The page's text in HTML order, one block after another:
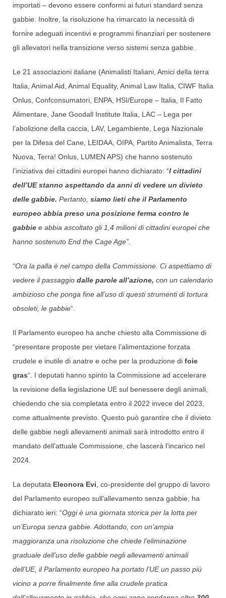
importati – devono essere conformi ai futuri standard senza
gabbie. Inoltre, la risoluzione ha rimarcato la necessità di
fornire adeguati incentivi e programmi finanziari per sostenere
gli allevatori nella transizione verso sistemi senza gabbie.
Le 21 associazioni italiane (Animalisti Italiani, Amici della terra
Italia, Animal Aid, Animal Equality, Animal Law Italia, CIWF Italia
Onlus, Confconsumatori, ENPA, HSI/Europe – Italia, Il Fatto
Alimentare, Jane Goodall Institute Italia, LAC – Lega per
l’abolizione della caccia, LAV, Legambiente, Lega Nazionale
per la Difesa del Cane, LEIDAA, OIPA, Partito Animalista, Terra
Nuova, Terra! Onlus, LUMEN APS) che hanno sostenuto
l’iniziativa dei cittadini europei hanno dichiarato: “I cittadini
dell’UE stanno aspettando da anni di vedere un divieto
delle gabbie. Pertanto, siamo lieti che il Parlamento
europeo abbia preso una posizione ferma contro le
gabbie e abbia ascoltato gli 1,4 milioni di cittadini europei che
hanno sostenuto End the Cage Age”.
“Ora la palla è nel campo della Commissione. Ci aspettiamo di
vedere il passaggio dalle parole all’azione, con un calendario
ambizioso che ponga fine all’uso di questi strumenti di tortura
obsoleti, le gabbie“.
Il Parlamento europeo ha anche chiesto alla Commissione di
“presentare proposte per vietare l’alimentazione forzata
crudele e inutile di anatre e oche per la produzione di foie
gras“. I deputati hanno spinto la Commissione ad accelerare
la revisione della legislazione UE sul benessere degli animali,
chiedendo che sia completata entro il 2022 invece del 2023,
come attualmente previsto. Questo può garantire che il divieto
delle gabbie negli allevamenti animali sarà introdotto entro il
mandato dell’attuale Commissione, che lascerà l’incarico nel
2024.
La deputata Eleonora Evi , co-presidente del gruppo di lavoro
del Parlamento europeo sull’allevamento senza gabbie, ha
dichiarato ieri: “Oggi è una giornata storica per la lotta per
un’Europa senza gabbie. Adottando, con un’ampia
maggioranza una risoluzione che chiede l’eliminazione
graduale dell’uso delle gabbie negli allevamenti animali
dell’UE, il Parlamento europeo ha portato l’UE un passo più
vicino a porre finalmente fine alla crudele pratica